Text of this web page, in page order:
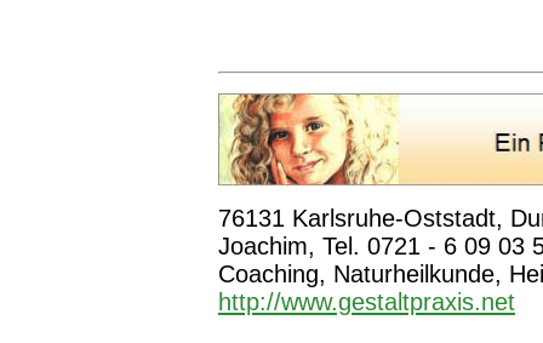
76131 Karlsruhe-Oststadt,
Joachim, Tel. 0721 - 6 09 03
Coaching, Naturheilkunde,
http://www.gestaltpraxis.net